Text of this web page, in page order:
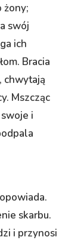
żony;
swój
ich
Bracia
chwytają
Mszcząc
i
skarbu.
i przynosi